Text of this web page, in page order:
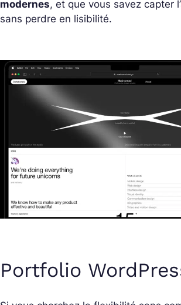
modernes, et que vous savez capter
sans perdre en lisibilité.
Portfolio